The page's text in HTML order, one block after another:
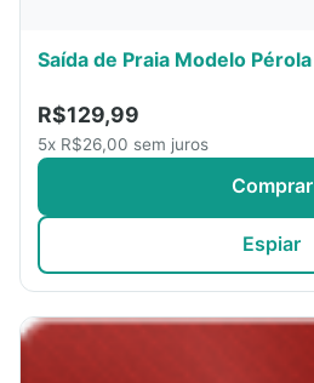
Saída de Praia Modelo Pérola
R$129,99
5x R$26,00 sem juros
Comprar
Espiar